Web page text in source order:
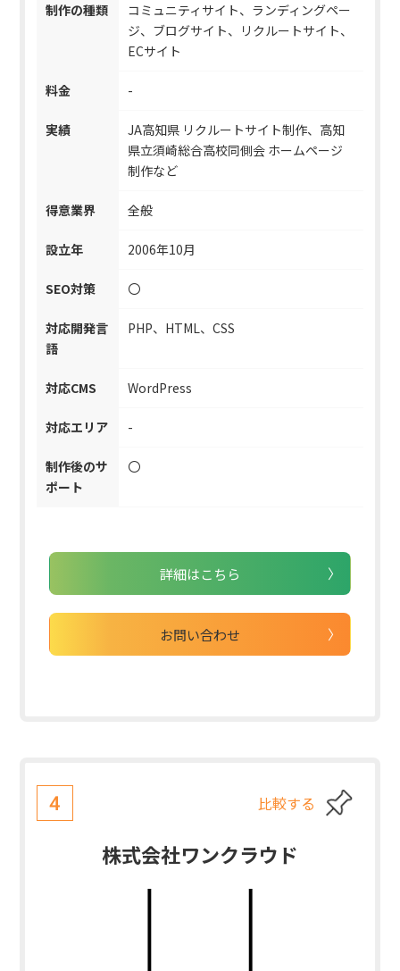
制作の種類
コミュニティサイト、ランディングペー
ジ、ブログサイト、リクルートサイト、
ECサイト
料金 -
実績
JA高知県 リクルートサイト制作、高知
県立須崎総合高校同側会 ホームページ
制作など
得意業界 全般
設立年 2006年10月
SEO対策 〇
対応開発言
語
PHP、HTML、CSS
対応CMS WordPress
対応エリア -
制作後のサ
ポート
〇
詳細はこちら
お問い合わせ
4 比較する
株式会社ワンクラウド